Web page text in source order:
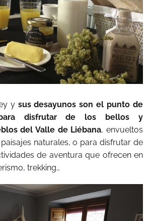
y sus desayunos son el punto de
disfrutar de los bellos y
del Valle de Liébana, envueltos
naturales, o para disfrutar de
de aventura que ofrecen en
trekking…